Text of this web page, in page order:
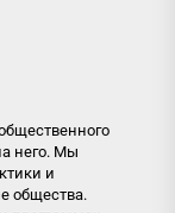
него. Мы
и
общества.